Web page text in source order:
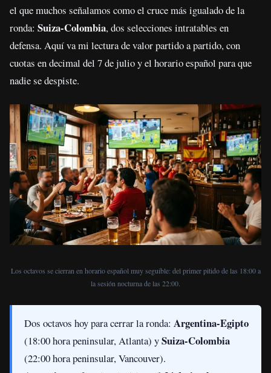
el que muchos señalamos como el cruce más igualado de la
ronda: Suiza-Colombia, dos selecciones intratables en
defensa. Aquí va mi lectura de valor partido a partido, con
cuotas en decimal del 7 de julio y el horario español para que
nadie se despiste.
Los octavos se cierran en horario español muy seguible: del primer pitido de las 18:00 a
la sesión nocturna de las 22:00.
Dos octavos hoy para cerrar la ronda:Argentina-Egipto
(18:00 hora peninsular, Atlanta) ySuiza-Colombia
(22:00 hora peninsular, Vancouver).